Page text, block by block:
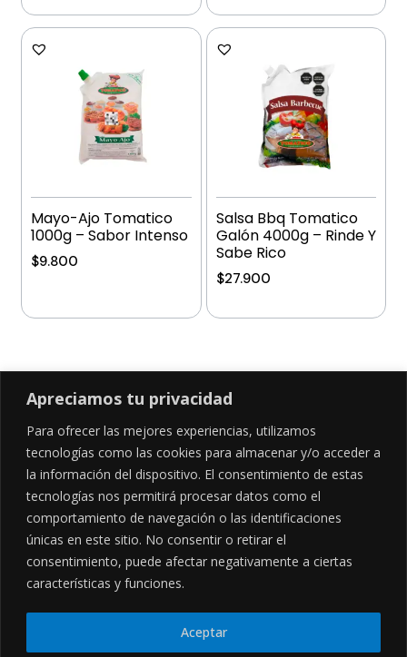
Apreciamos tu privacidad
Para ofrecer las mejores experiencias, utilizamos
tecnologías como las cookies para almacenar y/o acceder a
la información del dispositivo. El consentimiento de estas
tecnologías nos permitirá procesar datos como el
comportamiento de navegación o las identificaciones
únicas en este sitio. No consentir o retirar el
consentimiento, puede afectar negativamente a ciertas
características y funciones.
Aceptar
Mayo-Ajo Tomatico
1000g – Sabor Intenso
$9.800
Salsa Bbq Tomatico
Galón 4000g – Rinde Y
Sabe Rico
$27.900
SÍGUENOS EN
CONTÁCTANOS
Cl. 34 Sur #52-02, Alcala, Bogotá
hola@frideli.co
LEGALES
Políticas de privacidad
© Powered By